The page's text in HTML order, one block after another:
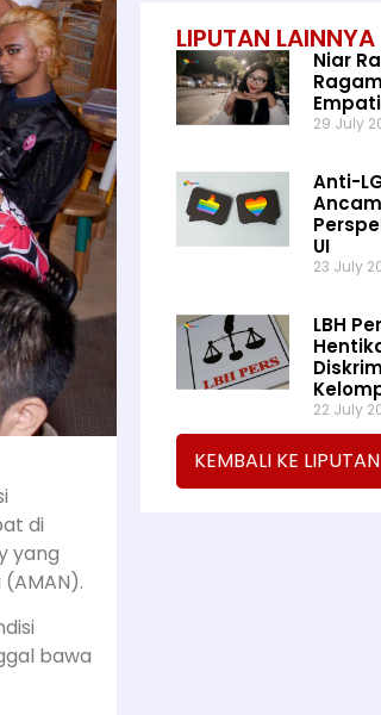
di
yang
bawa
LIPUTAN LAINNYA
Niar
Empati
29 July
Anti-
UI
23 July
LBH
22 July
KEMBALI KE LIPUTAN